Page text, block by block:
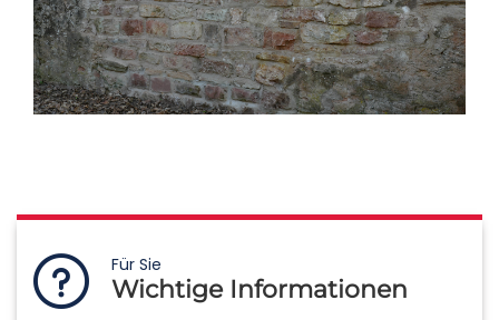
Für Sie
Wichtige Informationen